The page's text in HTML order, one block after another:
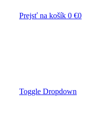
Prejsť na košík 0 €0
Toggle Dropdown